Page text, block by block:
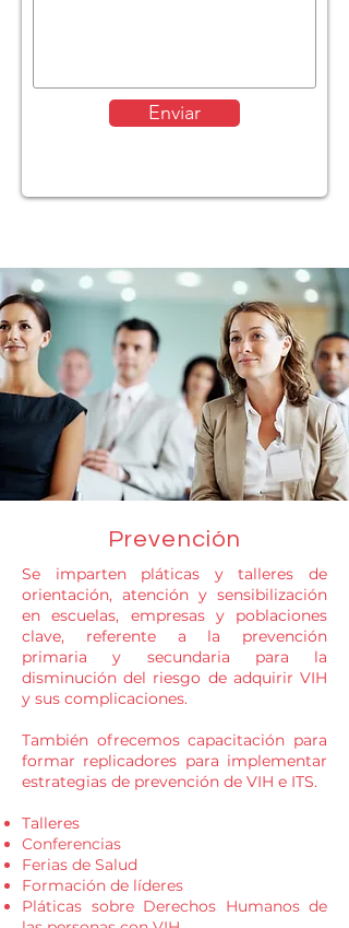
Enviar
Prevención
Se imparten pláticas​ y talleres de
orientación, atención y sensibilización
en escuelas, empresas y poblaciones
clave, referente a la prevención
primaria y secundaria para la
disminución del riesgo de adquirir VIH
y sus complicaciones.
También ofrecemos capacitación para
formar replicadores para implementar
estrategias de prevención de VIH e ITS.
Talleres
Conferencias
Ferias de Salud
Formación de líderes
Pláticas sobre Derechos Humanos de